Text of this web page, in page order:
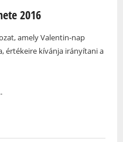
2016
amely Valentin-nap
értékeire kívánja irányítani a